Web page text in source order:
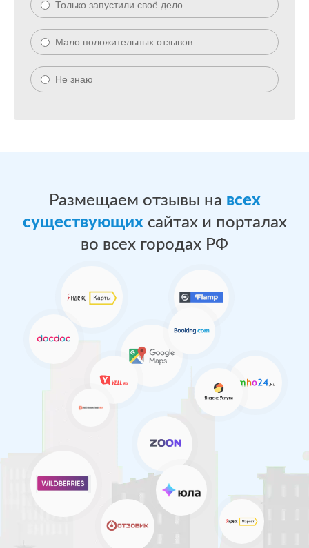
Только запустили своё дело
Мало положительных отзывов
Не знаю
Размещаем отзывы на всех
существующихсайтах и порталах
во всех городах РФ